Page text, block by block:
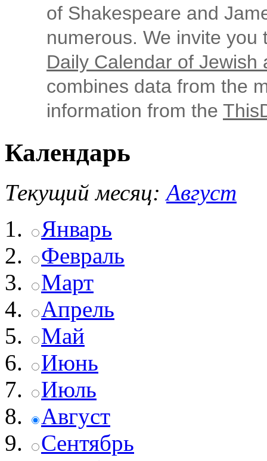
of Shakespeare and
numerous. We invite
Daily Calendar of Jewish
combines data from the
information from the
Календарь
Текущий месяц: Август
Январь
Февраль
Март
Апрель
Май
Июнь
Июль
Август
Сентябрь